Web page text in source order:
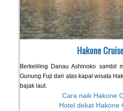
Hakone
Berkeliling Danau Ashinoko sambil
Gunung Fuji dari atas kapal wisata
bajak laut.
Cara naik Hakone
Hotel dekat Hakone